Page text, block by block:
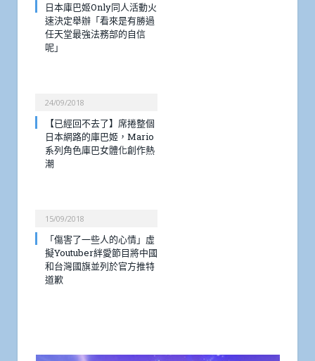
日本庫巴姬Only同人活動火
速決定舉辦「看來是有勝過
任天堂最強法務部的自信
呢」
24/09/2018
【已經回不去了】席捲整個
日本網路的庫巴姬，Mario
系列角色庫巴女體化創作熱
潮
15/09/2018
「傷害了一些人的心情」虛
擬Youtuber絆愛節目將中國
和台灣國旗並列於官方推特
道歉